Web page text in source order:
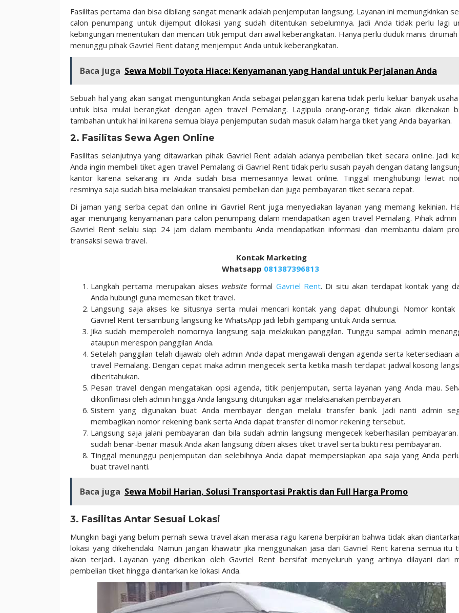
Fasilitas pertama dan bisa dibilang sangat menarik adalah penjemputan langsung. Layanan ini memungkinkan
calon penumpang untuk dijemput dilokasi yang sudah ditentukan sebelumnya. Jadi Anda tidak perlu lagi
kebingungan menentukan dan mencari titik jemput dari awal keberangkatan. Hanya perlu duduk manis dirumah
menunggu pihak Gavriel Rent datang menjemput Anda untuk keberangkatan.
Baca juga Sewa Mobil Toyota Hiace: Kenyamanan yang Handal untuk Perjalanan Anda
Sebuah hal yang akan sangat menguntungkan Anda sebagai pelanggan karena tidak perlu keluar banyak
untuk bisa mulai berangkat dengan agen travel Pemalang. Lagipula orang-orang tidak akan dikenakan
tambahan untuk hal ini karena semua biaya penjemputan sudah masuk dalam harga tiket yang Anda bayarkan.
2. Fasilitas Sewa Agen Online
Fasilitas selanjutnya yang ditawarkan pihak Gavriel Rent adalah adanya pembelian tiket secara online. Jadi
Anda ingin membeli tiket agen travel Pemalang di Gavriel Rent tidak perlu susah payah dengan datang
kantor karena sekarang ini Anda sudah bisa memesannya lewat online. Tinggal menghubungi lewat
resminya saja sudah bisa melakukan transaksi pembelian dan juga pembayaran tiket secara cepat.
Di jaman yang serba cepat dan online ini Gavriel Rent juga menyediakan layanan yang memang kekinian.
agar menunjang kenyamanan para calon penumpang dalam mendapatkan agen travel Pemalang. Pihak admin
Gavriel Rent selalu siap 24 jam dalam membantu Anda mendapatkan informasi dan membantu dalam
transaksi sewa travel.
Kontak Marketing
Whatsapp 081387396813
Langkah pertama merupakan akseswebsite formal Gavriel Rent. Di situ akan terdapat kontak yang
Anda hubungi guna memesan tiket travel.
Langsung saja akses ke situsnya serta mulai mencari kontak yang dapat dihubungi. Nomor kontak
Gavriel Rent tersambung langsung ke WhatsApp jadi lebih gampang untuk Anda semua.
Jika sudah memperoleh nomornya langsung saja melakukan panggilan. Tunggu sampai admin
ataupun merespon panggilan Anda.
Setelah panggilan telah dijawab oleh admin Anda dapat mengawali dengan agenda serta ketersediaan
travel Pemalang. Dengan cepat maka admin mengecek serta ketika masih terdapat jadwal kosong
diberitahukan.
Pesan travel dengan mengatakan opsi agenda, titik penjemputan, serta layanan yang Anda mau.
dikonfimasi oleh admin hingga Anda langsung ditunjukan agar melaksanakan pembayaran.
Sistem yang digunakan buat Anda membayar dengan melalui transfer bank. Jadi nanti admin
membagikan nomor rekening bank serta Anda dapat transfer di nomor rekening tersebut.
Langsung saja jalani pembayaran dan bila sudah admin langsung mengecek keberhasilan pembayaran.
sudah benar-benar masuk Anda akan langsung diberi akses tiket travel serta bukti resi pembayaran.
Tinggal menunggu penjemputan dan selebihnya Anda dapat mempersiapkan apa saja yang Anda
buat travel nanti.
Baca juga Sewa Mobil Harian, Solusi Transportasi Praktis dan Full Harga Promo
3. Fasilitas Antar Sesuai Lokasi
Mungkin bagi yang belum pernah sewa travel akan merasa ragu karena berpikiran bahwa tidak akan
lokasi yang dikehendaki. Namun jangan khawatir jika menggunakan jasa dari Gavriel Rent karena semua itu
akan terjadi. Layanan yang diberikan oleh Gavriel Rent bersifat menyeluruh yang artinya dilayani dari
pembelian tiket hingga diantarkan ke lokasi Anda.